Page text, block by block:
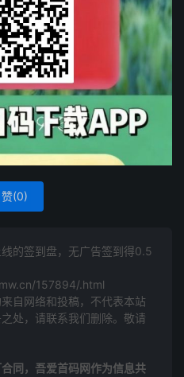
赞(0)
的签到盘，无广告签到得0.5
157894/.html
自网络和投稿，不代表本站
处，请联系我们删除。敬请
同，吾爱首码网作为信息共